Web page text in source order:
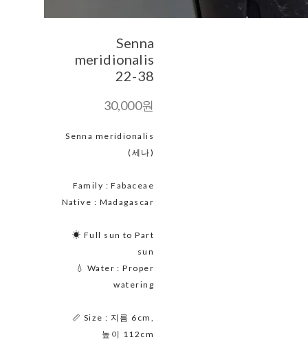
Senna
meridionalis
22-38
30,000원
Senna meridionalis
(세나)
Family : Fabaceae
Native : Madagascar
☀ Full sun to Part
sun
💧 Water : Proper
watering
📏 Size : 지름 6cm,
높이 112cm